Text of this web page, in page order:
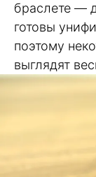
браслете —
готовы
поэтому
выглядят